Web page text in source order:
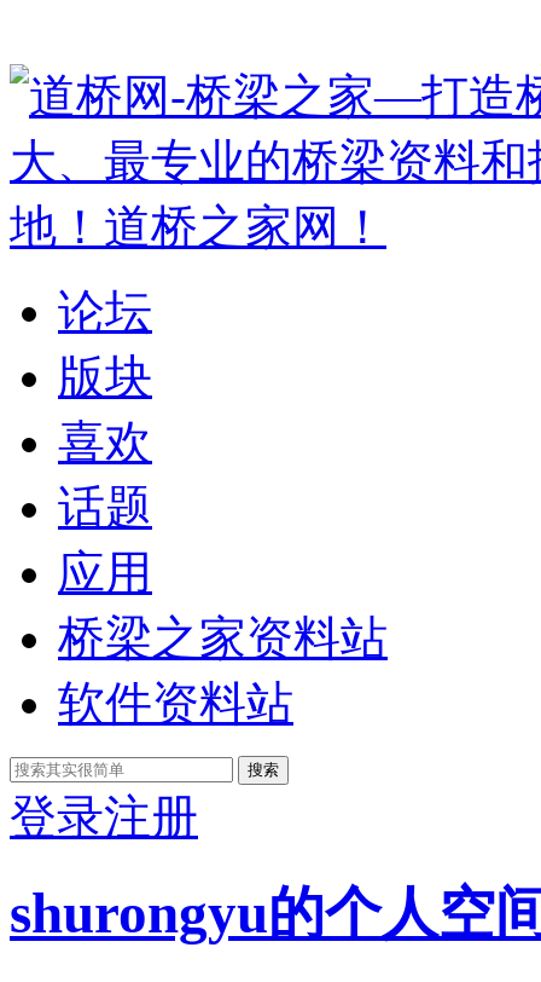
论坛
版块
喜欢
话题
应用
桥梁之家资料站
软件资料站
搜索
登录注册
shurongyu的个人空